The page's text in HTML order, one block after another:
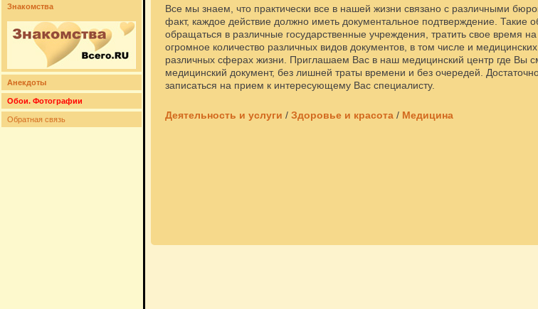
Знакомства
Анекдоты
Обои. Фотографии
Обратная связь
Все мы знаем, что практически все в нашей жизни связано с различными
факт, каждое действие должно иметь документальное подтверждение. Такие
обращаться в различные государственные учреждения, тратить свое время
огромное количество различных видов документов, в том числе и
различных сферах жизни. Приглашаем Вас в наш медицинский центр где Вы
медицинский документ, без лишней траты времени и без очередей.
записаться на прием к интересующему Вас специалисту.
Деятельность и услуги / Здоровье и красота / Медицина